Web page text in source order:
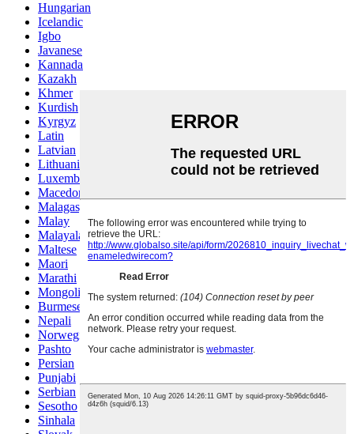
Hungarian
Icelandic
Igbo
Javanese
Kannada
Kazakh
Khmer
Kurdish
Kyrgyz
Latin
Latvian
Lithuanian
Luxembou..
Macedonian
Malagasy
Malay
Malayalam
Maltese
Maori
Marathi
Mongolian
Burmese
Nepali
Norwegian
Pashto
Persian
Punjabi
Serbian
Sesotho
Sinhala